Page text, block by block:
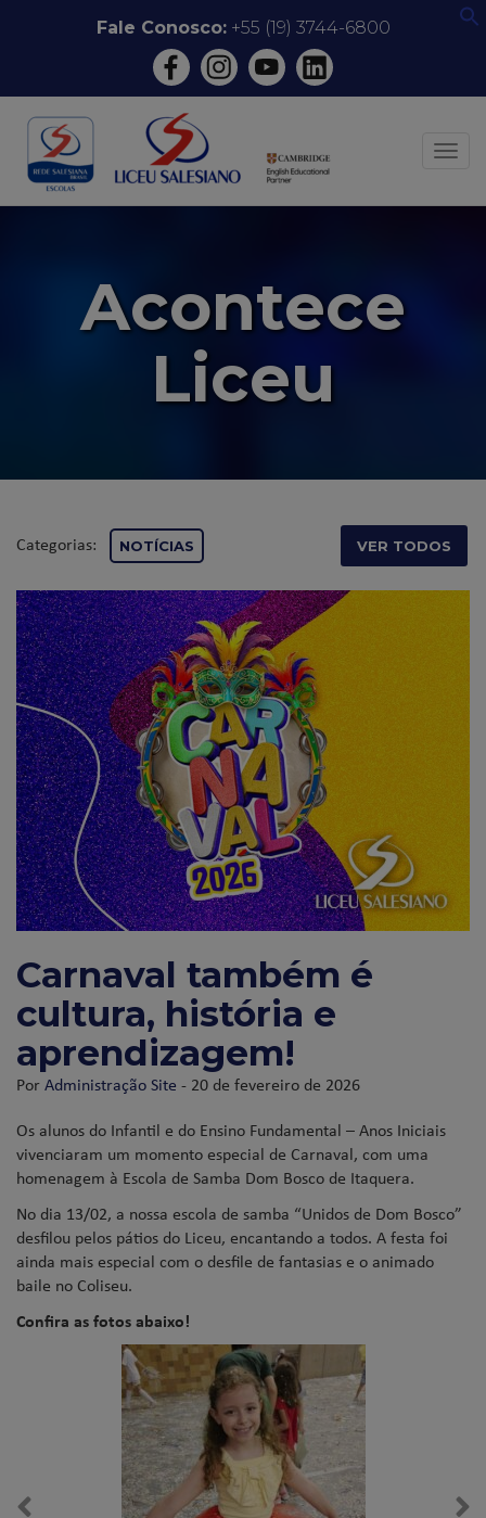
conteúdo
Fale Conosco:+55 (19) 3744-6800
Acontece
Liceu
Categorias: NOTÍCIAS VER TODOS
Carnaval também é
cultura, história e
aprendizagem!
PorAdministração Site - 20 de fevereiro de 2026
Os alunos do Infantil e do Ensino Fundamental – Anos Iniciais
vivenciaram um momento especial de Carnaval, com uma
homenagem à Escola de Samba Dom Bosco de Itaquera.
No dia 13/02, a nossa escola de samba “Unidos de Dom Bosco”
desfilou pelos pátios do Liceu, encantando a todos. A festa foi
ainda mais especial com o desfile de fantasias e o animado
baile no Coliseu.
Confira as fotos abaixo!